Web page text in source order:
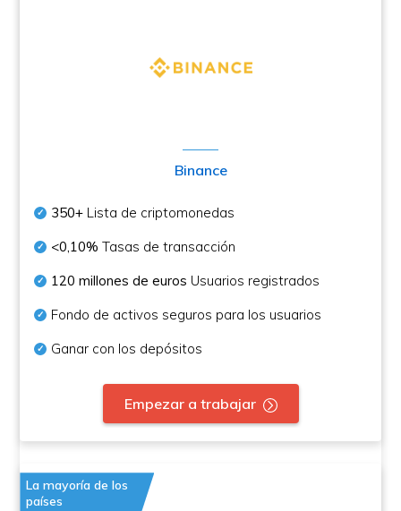
Binance
350+ Lista de criptomonedas
<0,10% Tasas de transacción
120 millones de euros Usuarios registrados
Fondo de activos seguros para los usuarios
Ganar con los depósitos
Empezar a trabajar
La mayoría de los
países